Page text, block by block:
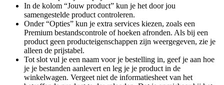
In de kolom “Jouw product” kun je het door jou
samengestelde product controleren.
Onder “Opties” kun je extra services kiezen, zoals een
Premium bestandscontrole of hoeken afronden. Als bij een
product geen producteigenschappen zijn weergegeven, zie je
alleen de prijstabel.
Tot slot vul je een naam voor je bestelling in, geef je aan hoe
je je bestanden aanlevert en leg je je product in de
winkelwagen. Vergeet niet de informatiesheet van het